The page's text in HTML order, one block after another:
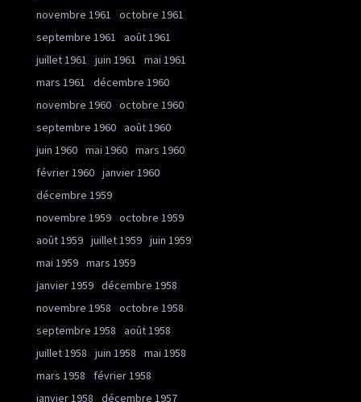
novembre 1961
octobre 1961
septembre 1961
août 1961
juillet 1961
juin 1961
mai 1961
mars 1961
décembre 1960
novembre 1960 octobre 1960
septembre 1960 août 1960
juin 1960 mai 1960 mars 1960
février 1960 janvier 1960
décembre 1959
novembre 1959 octobre 1959
août 1959 juillet 1959 juin 1959
mai 1959 mars 1959
janvier 1959 décembre 1958
novembre 1958
octobre 1958
septembre 1958
août 1958
juillet 1958
juin 1958
mai 1958
mars 1958
février 1958
janvier 1958
décembre 1957